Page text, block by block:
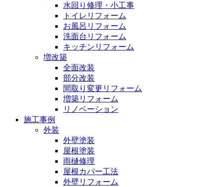
水回り修理・小工事
トイレリフォーム
お風呂リフォーム
洗面台リフォーム
キッチンリフォーム
増改築
全面改装
部分改装
間取り変更リフォーム
増築リフォーム
リノベーション
施工事例
外装
外壁塗装
屋根塗装
雨樋修理
屋根カバー工法
外壁リフォーム